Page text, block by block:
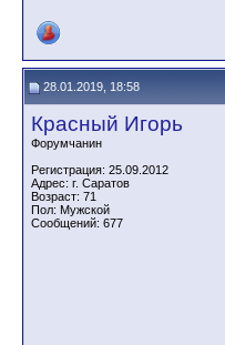
28.01.2019, 18:58
Красный Игорь
Форумчанин
Регистрация: 25.09.2012
Адрес: г. Саратов
Возраст: 71
Пол: Мужской
Сообщений: 677